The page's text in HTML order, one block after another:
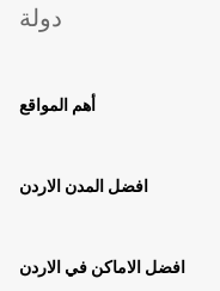
دولة
أهم المواقع
افضل المدن الاردن
افضل الاماكن في الاردن